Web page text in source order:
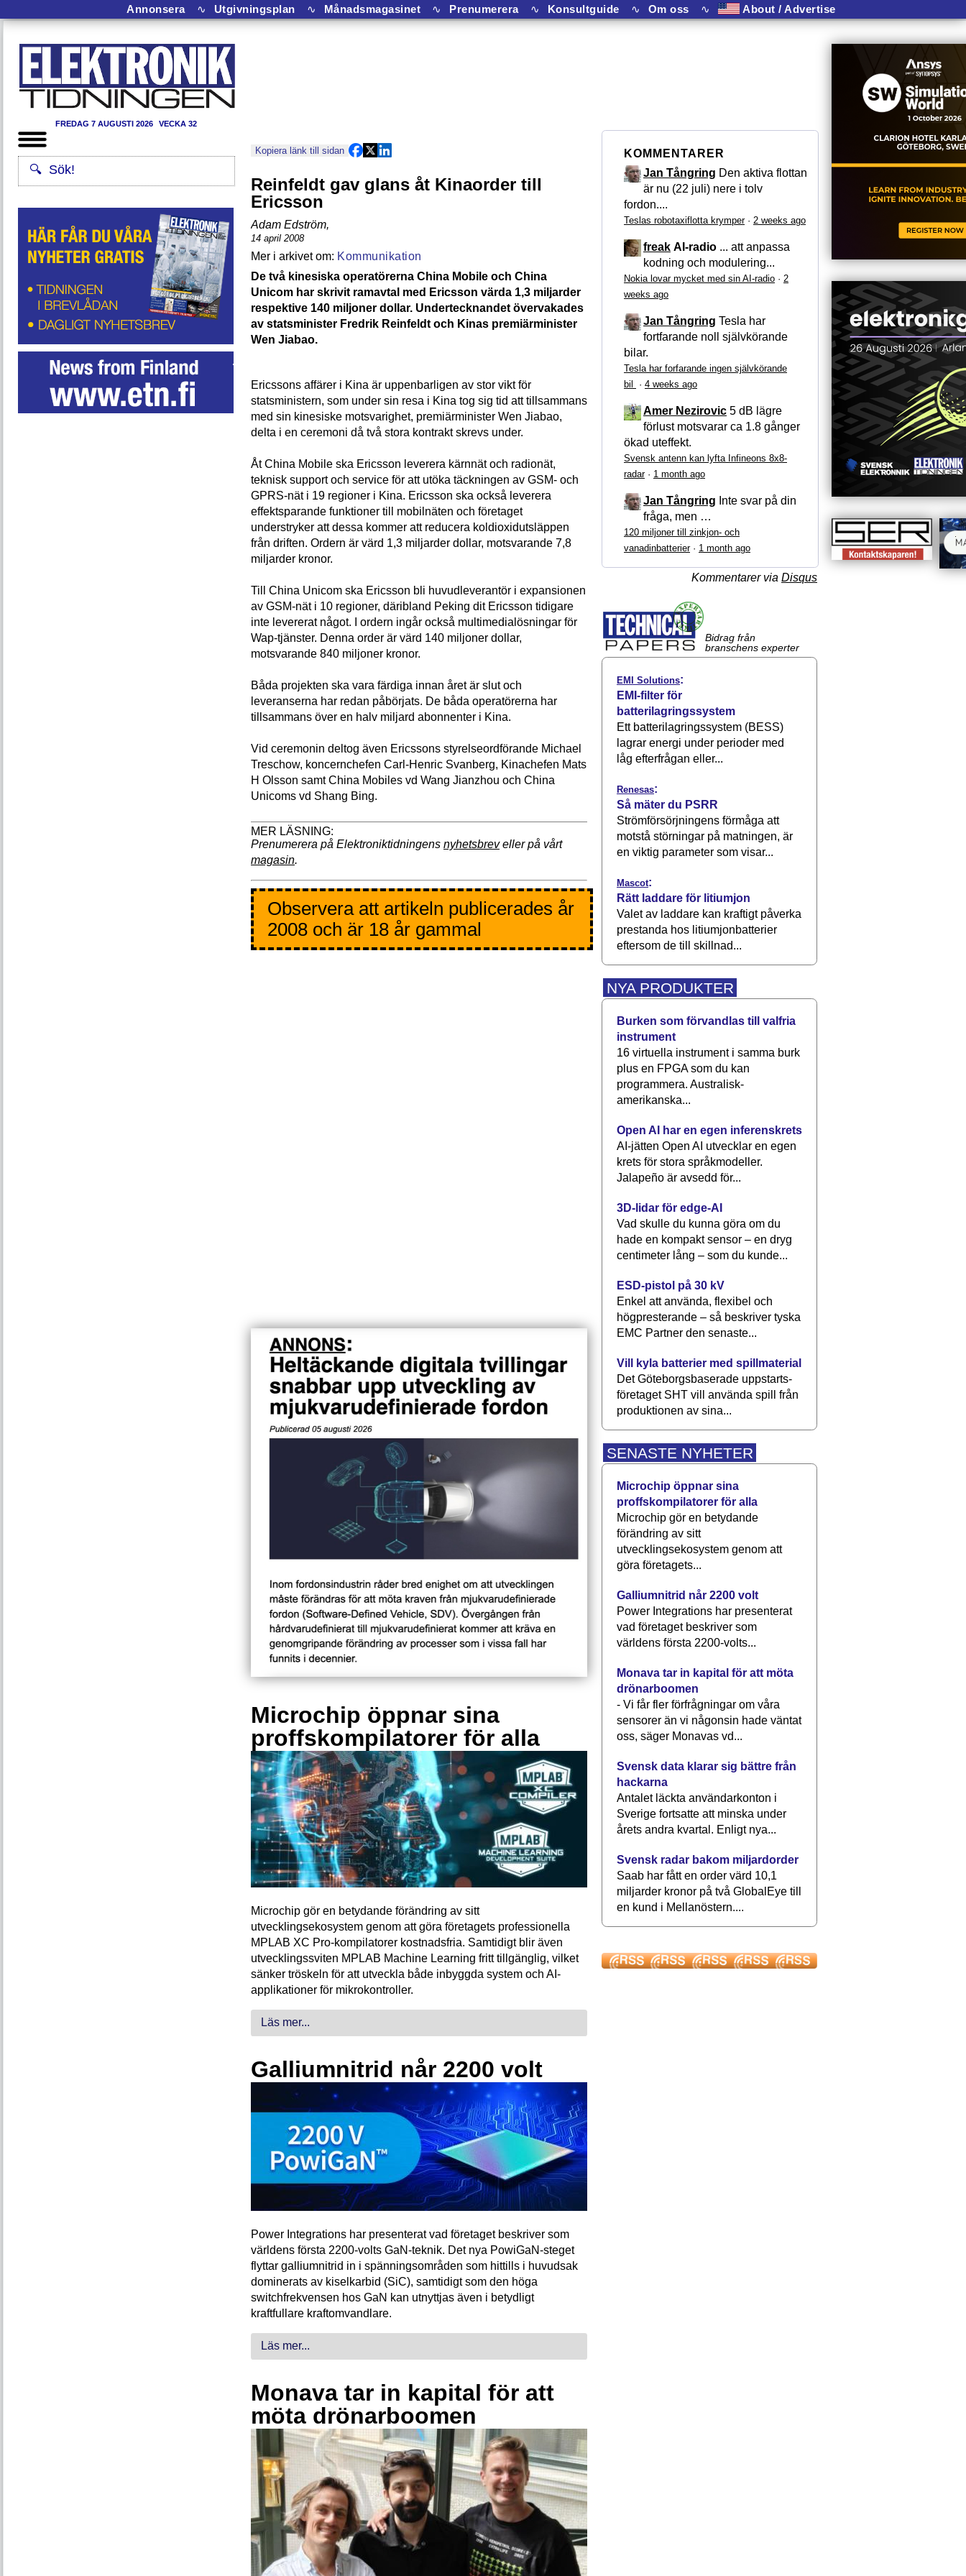
Annonsera ∿ Utgivningsplan ∿ Månadsmagasinet ∿ Prenumerera ∿ Konsultguide ∿ Om oss ∿ About / Advertise
FREDAG 7 AUGUSTI 2026 VECKA 32
Kopiera länk till sidan
Reinfeldt gav glans åt Kinaorder till
Ericsson
Adam Edström,
14 april 2008
Kommunikation
De två kinesiska operatörerna China Mobile och China
Unicom har skrivit ramavtal med Ericsson värda 1,3 miljarder
respektive 140 miljoner dollar. Undertecknandet övervakades
av statsminister Fredrik Reinfeldt och Kinas premiärminister
Wen Jiabao.
Ericssons affärer i Kina är uppenbarligen av stor vikt för
statsministern, som under sin resa i Kina tog sig tid att tillsammans
med sin kinesiske motsvarighet, premiärminister Wen Jiabao,
delta i en ceremoni då två stora kontrakt skrevs under.
Åt China Mobile ska Ericsson leverera kärnnät och radionät,
teknisk support och service för att utöka täckningen av GSM- och
GPRS-nät i 19 regioner i Kina. Ericsson ska också leverera
effektsparande funktioner till mobilnäten och företaget
understryker att dessa kommer att reducera koldioxidutsläppen
från driften. Ordern är värd 1,3 miljarder dollar, motsvarande 7,8
miljarder kronor.
Till China Unicom ska Ericsson bli huvudleverantör i expansionen
av GSM-nät i 10 regioner, däribland Peking dit Ericsson tidigare
inte levererat något. I ordern ingår också multimedialösningar för
Wap-tjänster. Denna order är värd 140 miljoner dollar,
motsvarande 840 miljoner kronor.
Båda projekten ska vara färdiga innan året är slut och
leveranserna har redan påbörjats. De båda operatörerna har
tillsammans över en halv miljard abonnenter i Kina.
Vid ceremonin deltog även Ericssons styrelseordförande Michael
Treschow, koncernchefen Carl-Henric Svanberg, Kinachefen Mats
H Olsson samt China Mobiles vd Wang Jianzhou och China
Unicoms vd Shang Bing.
Prenumerera på Elektroniktidningens nyhetsbreveller på vårt
magasin.
Observera att artikeln publicerades år
2008 och är 18 år gammal
Microchip öppnar sina
proffskompilatorer för alla
Microchip gör en betydande förändring av sitt
utvecklingsekosystem genom att göra företagets professionella
MPLAB XC Pro-kompilatorer kostnadsfria. Samtidigt blir även
utvecklingssviten MPLAB Machine Learning fritt tillgänglig, vilket
sänker tröskeln för att utveckla både inbyggda system och AI-
applikationer för mikrokontroller.
Läs mer...
Galliumnitrid når 2200 volt
Power Integrations har presenterat vad företaget beskriver som
världens första 2200-volts GaN-teknik. Det nya PowiGaN-steget
flyttar galliumnitrid in i spänningsområden som hittills i huvudsak
dominerats av kiselkarbid (SiC), samtidigt som den höga
switchfrekvensen hos GaN kan utnyttjas även i betydligt
kraftfullare kraftomvandlare.
Läs mer...
Monava tar in kapital för att
möta drönarboomen
KOMMENTARER
Jan Tångring Den aktiva flottan
är nu (22 juli) nere i tolv
fordon....
Teslas robotaxiflotta krymper· 2 weeks ago
freak AI-radio ... att anpassa
kodning och modulering...
Nokia lovar mycket med sin AI-radio · 2
weeks ago
Jan Tångring Tesla har
fortfarande noll självkörande
bilar.
Tesla har forfarande ingen självkörande
bil
· 4 weeks ago
Amer Nezirovic 5 dB lägre
förlust motsvarar ca 1.8 gånger
ökad uteffekt.
Svensk antenn kan lyfta Infineons 8x8-
radar· 1 month ago
Jan Tångring Inte svar på din
fråga, men …
120 miljoner till zinkjon- och
vanadinbatterier· 1 month ago
Kommentarer via Disqus
Bidrag från
branschens experter
EMI Solutions:
EMI-filter för
batterilagringssystem
Ett batterilagringssystem (BESS)
lagrar energi under perioder med
låg efterfrågan eller...
Renesas:
Så mäter du PSRR
Strömförsörjningens förmåga att
motstå störningar på matningen, är
en viktig parameter som visar...
Mascot:
Rätt laddare för litiumjon
Valet av laddare kan kraftigt påverka
prestanda hos litiumjonbatterier
eftersom de till skillnad...
NYA PRODUKTER
Burken som förvandlas till valfria
instrument
16 virtuella instrument i samma burk
plus en FPGA som du kan
programmera. Australisk-
amerikanska...
Open AI har en egen inferenskrets
AI-jätten Open AI utvecklar en egen
krets för stora språkmodeller.
Jalapeño är avsedd för...
3D-lidar för edge-AI
Vad skulle du kunna göra om du
hade en kompakt sensor – en dryg
centimeter lång – som du kunde...
ESD-pistol på 30 kV
Enkel att använda, flexibel och
högpresterande – så beskriver tyska
EMC Partner den senaste...
Vill kyla batterier med spillmaterial
Det Göteborgsbaserade upp­starts­
företaget SHT vill använda spill från
produktionen av sina...
SENASTE NYHETER
Microchip öppnar sina
proffskompilatorer för alla
Microchip gör en betydande
förändring av sitt
utvecklingsekosystem genom att
göra företagets...
Galliumnitrid når 2200 volt
Power Integrations har presenterat
vad företaget beskriver som
världens första 2200-volts...
Monava tar in kapital för att möta
drönarboomen
- Vi får fler förfrågningar om våra
sensorer än vi någonsin hade väntat
oss, säger Monavas vd...
Svensk data klarar sig bättre från
hackarna
Antalet läckta användarkonton i
Sverige fortsatte att minska under
årets andra kvartal. Enligt nya...
Svensk radar bakom miljardorder
Saab har fått en order värd 10,1
miljarder kronor på två GlobalEye till
en kund i Mellanöstern....